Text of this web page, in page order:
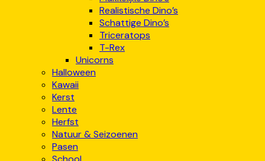
Realistische Dino’s
Schattige Dino’s
Triceratops
T-Rex
Unicorns
Halloween
Kawaii
Kerst
Lente
Herfst
Natuur & Seizoenen
Pasen